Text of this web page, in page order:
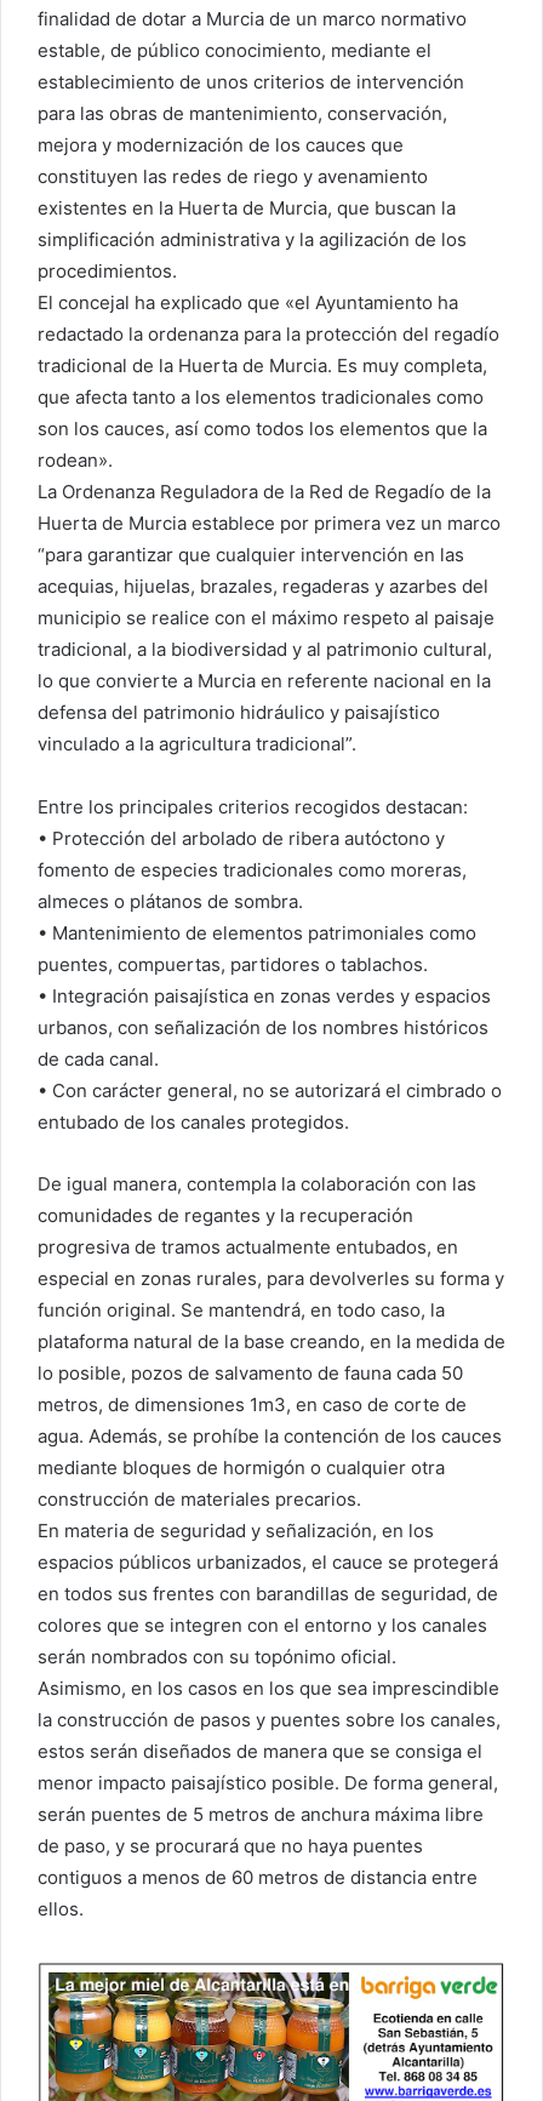
finalidad de dotar a Murcia de un marco normativo
estable, de público conocimiento, mediante el
establecimiento de unos criterios de intervención
para las obras de mantenimiento, conservación,
mejora y modernización de los cauces que
constituyen las redes de riego y avenamiento
existentes en la Huerta de Murcia, que buscan la
simplificación administrativa y la agilización de los
procedimientos.
El concejal ha explicado que «el Ayuntamiento ha
redactado la ordenanza para la protección del regadío
tradicional de la Huerta de Murcia. Es muy completa,
que afecta tanto a los elementos tradicionales como
son los cauces, así como todos los elementos que la
rodean».
La Ordenanza Reguladora de la Red de Regadío de la
Huerta de Murcia establece por primera vez un marco
“para garantizar que cualquier intervención en las
acequias, hijuelas, brazales, regaderas y azarbes del
municipio se realice con el máximo respeto al paisaje
tradicional, a la biodiversidad y al patrimonio cultural,
lo que convierte a Murcia en referente nacional en la
defensa del patrimonio hidráulico y paisajístico
vinculado a la agricultura tradicional”.
Entre los principales criterios recogidos destacan:
• Protección del arbolado de ribera autóctono y
fomento de especies tradicionales como moreras,
almeces o plátanos de sombra.
• Mantenimiento de elementos patrimoniales como
puentes, compuertas, partidores o tablachos.
• Integración paisajística en zonas verdes y espacios
urbanos, con señalización de los nombres históricos
de cada canal.
• Con carácter general, no se autorizará el cimbrado o
entubado de los canales protegidos.
De igual manera, contempla la colaboración con las
comunidades de regantes y la recuperación
progresiva de tramos actualmente entubados, en
especial en zonas rurales, para devolverles su forma y
función original. Se mantendrá, en todo caso, la
plataforma natural de la base creando, en la medida de
lo posible, pozos de salvamento de fauna cada 50
metros, de dimensiones 1m3, en caso de corte de
agua. Además, se prohíbe la contención de los cauces
mediante bloques de hormigón o cualquier otra
construcción de materiales precarios.
En materia de seguridad y señalización, en los
espacios públicos urbanizados, el cauce se protegerá
en todos sus frentes con barandillas de seguridad, de
colores que se integren con el entorno y los canales
serán nombrados con su topónimo oficial.
Asimismo, en los casos en los que sea imprescindible
la construcción de pasos y puentes sobre los canales,
estos serán diseñados de manera que se consiga el
menor impacto paisajístico posible. De forma general,
serán puentes de 5 metros de anchura máxima libre
de paso, y se procurará que no haya puentes
contiguos a menos de 60 metros de distancia entre
ellos.